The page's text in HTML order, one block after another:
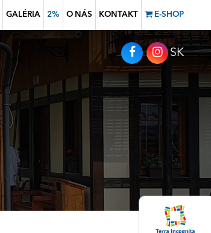
GALÉRIA 2% O NÁS KONTAKT E-SHOP
SK